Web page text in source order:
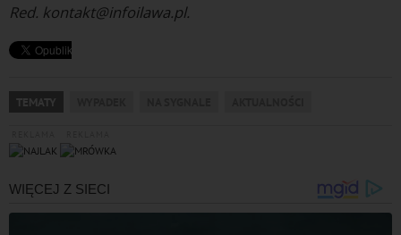
Red. kontakt@infoilawa.pl.
TEMATY